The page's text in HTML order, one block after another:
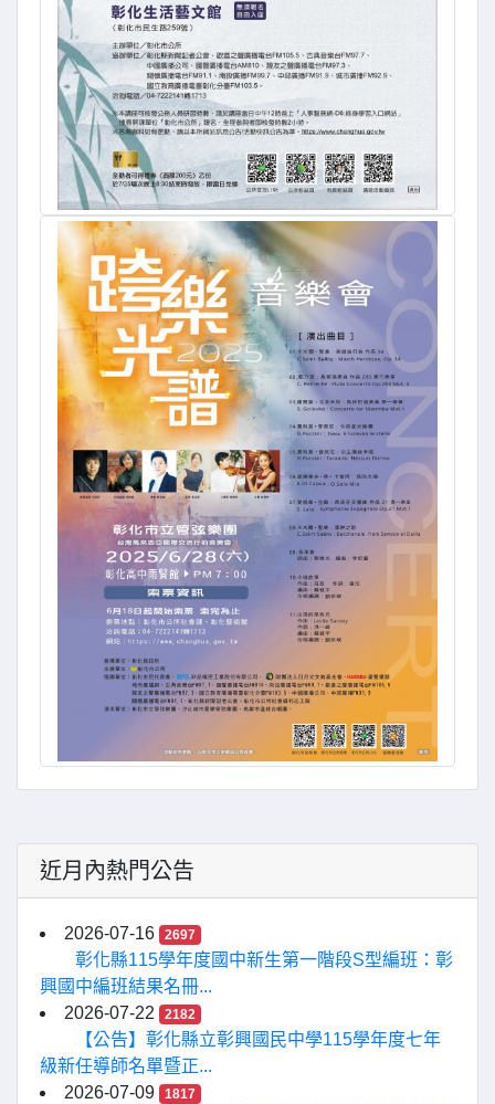
近月內熱門公告
2026-07-16 2697
彰化縣115學年度國中新生第一階段S型編班：彰
興國中編班結果名冊...
2026-07-22
2182
【公告】彰化縣立彰興國民中學115學年度七年
級新任導師名單暨正...
2026-07-09
1817